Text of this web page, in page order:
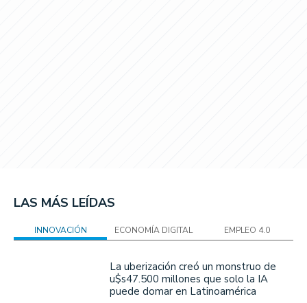
LAS MÁS LEÍDAS
INNOVACIÓN ECONOMÍA DIGITAL EMPLEO 4.0
La uberización creó un monstruo de
u$s47.500 millones que solo la IA
puede domar en Latinoamérica